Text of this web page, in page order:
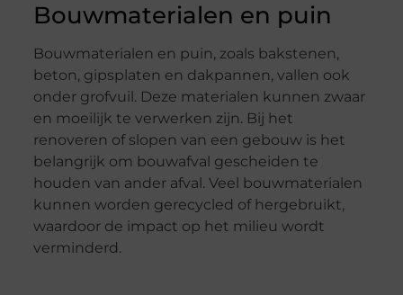
Bouwmaterialen en puin
Bouwmaterialen en puin, zoals bakstenen,
beton, gipsplaten en dakpannen, vallen ook
onder grofvuil. Deze materialen kunnen zwaar
en moeilijk te verwerken zijn. Bij het
renoveren of slopen van een gebouw is het
belangrijk om bouwafval gescheiden te
houden van ander afval. Veel bouwmaterialen
kunnen worden gerecycled of hergebruikt,
waardoor de impact op het milieu wordt
verminderd.